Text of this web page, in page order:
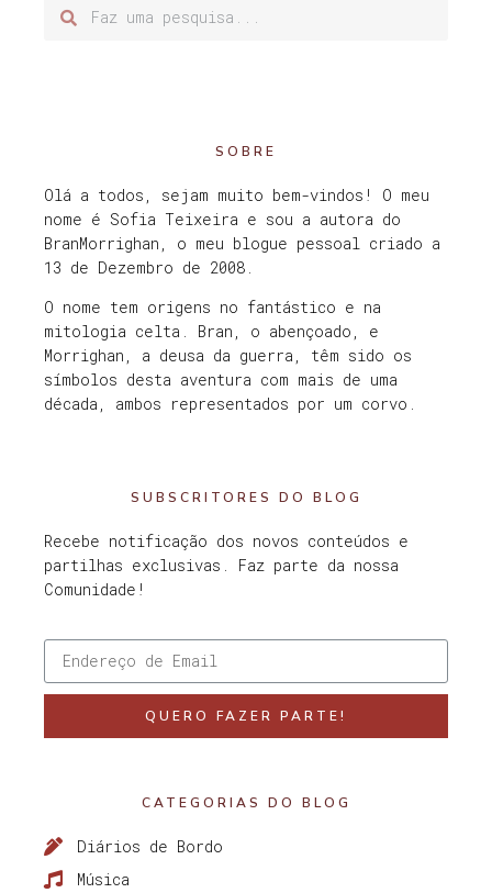
SOBRE
Olá a todos, sejam muito bem-vindos! O meu
nome é Sofia Teixeira e sou a autora do
BranMorrighan, o meu blogue pessoal criado a
13 de Dezembro de 2008.
O nome tem origens no fantástico e na
mitologia celta. Bran, o abençoado, e
Morrighan, a deusa da guerra, têm sido os
símbolos desta aventura com mais de uma
década, ambos representados por um corvo.
SUBSCRITORES DO BLOG
Recebe notificação dos novos conteúdos e
partilhas exclusivas. Faz parte da nossa
Comunidade!
QUERO FAZER PARTE!
CATEGORIAS DO BLOG
Diários de Bordo
Música